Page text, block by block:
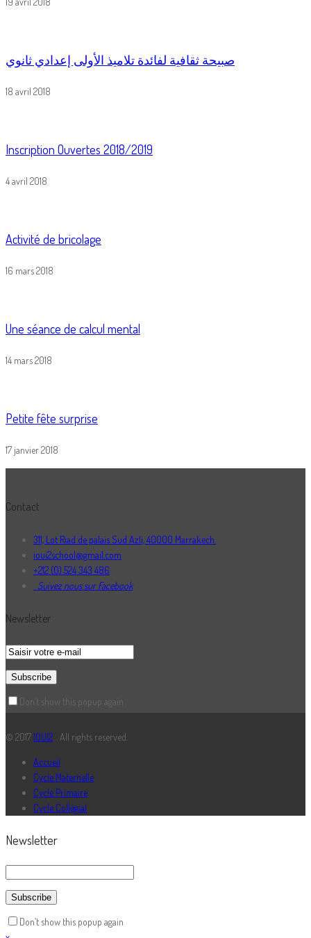
صبيحة ثقافية لفائدة تلاميذ الأولى إعدادي ثانوي
18 avril 2018
Inscription Ouvertes 2018/2019
4 avril 2018
Activité de bricolage
16 mars 2018
Une séance de calcul mental
14 mars 2018
Petite fête surprise
17 janvier 2018
Contact
311, Lot Riad de palais Sud Azli, 40000 Marrakech.
ioui2school@gmail.com
+212 (0) 524 343 486
Suivez nous sur Facebook
Newsletter
Don’t show this popup again
© 2017 IOUI2 . . All rights reserved.
Accueil
Cycle Maternelle
Cycle Primaire
Cycle Collégial
Newsletter
Don’t show this popup again